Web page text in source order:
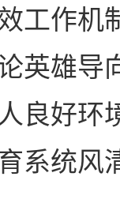
工作机
英雄导
良好环
系统风